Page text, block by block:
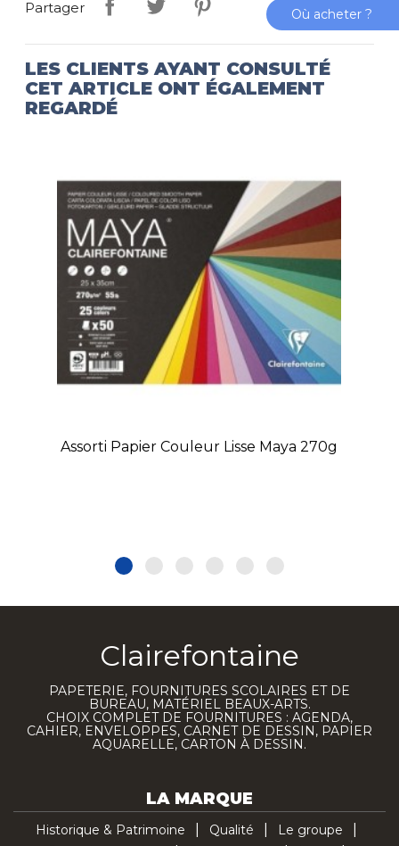
Partager
LES CLIENTS AYANT CONSULTÉ
CET ARTICLE ONT ÉGALEMENT
REGARDÉ
Assorti Papier Couleur Lisse Maya 270g
Clairefontaine
PAPETERIE, FOURNITURES SCOLAIRES ET DE
BUREAU, MATÉRIEL BEAUX-ARTS.
CHOIX COMPLET DE FOURNITURES : AGENDA,
CAHIER, ENVELOPPES, CARNET DE DESSIN, PAPIER
AQUARELLE, CARTON À DESSIN.
LA MARQUE
Historique & Patrimoine Qualité
Le groupe
Où acheter ?